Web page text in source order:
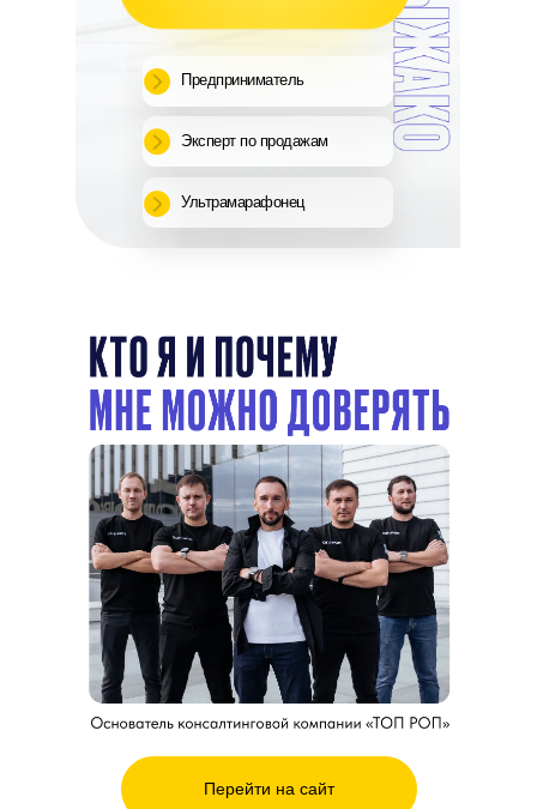
Ультрамарафонец
Эксперт по продажам
Предприниматель
Перейти на сайт